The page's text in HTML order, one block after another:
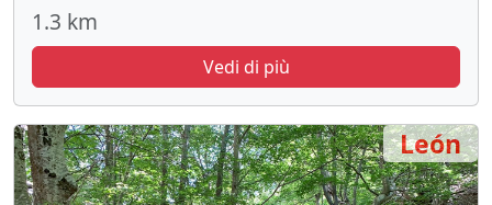
1.3 km
Vedi di più
León